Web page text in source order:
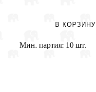
В КОРЗИНУ
Мин. партия: 10 шт.